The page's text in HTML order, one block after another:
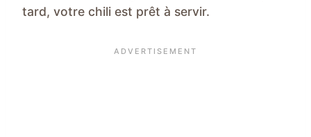
tard, votre chili est prêt à servir.